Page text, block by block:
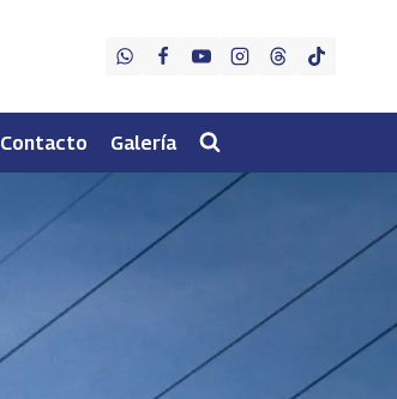
Contacto Galería